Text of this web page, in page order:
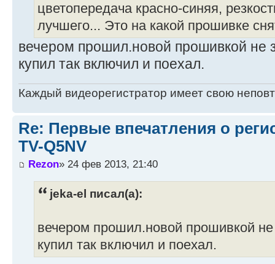
цветопередача красно-синяя,
лучшего... Это на какой прошивке
вечером прошил.новой прошивкой не
купил так включил и поехал.
Каждый видеорегистратор имеет свою
Re: Первые впечатления о
TV-Q5NV
Rezon» 24 фев 2013, 21:40
jeka-el писал(а):
вечером прошил.новой прошивкой
купил так включил и поехал.